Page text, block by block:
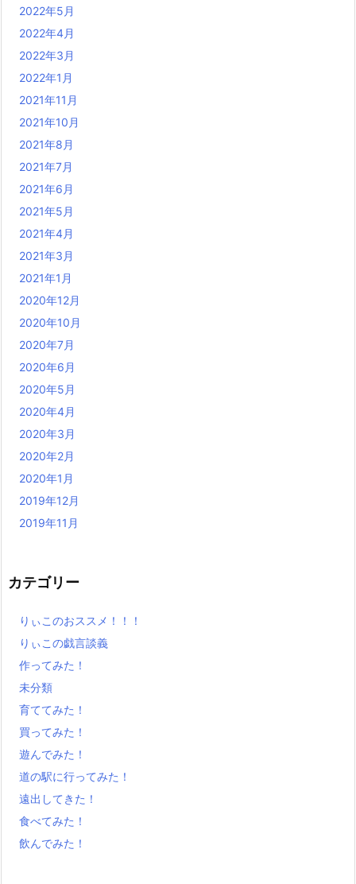
2022年5月
2022年4月
2022年3月
2022年1月
2021年11月
2021年10月
2021年8月
2021年7月
2021年6月
2021年5月
2021年4月
2021年3月
2021年1月
2020年12月
2020年10月
2020年7月
2020年6月
2020年5月
2020年4月
2020年3月
2020年2月
2020年1月
2019年12月
2019年11月
カテゴリー
りぃこのおススメ！！！
りぃこの戯言談義
作ってみた！
未分類
育ててみた！
買ってみた！
遊んでみた！
道の駅に行ってみた！
遠出してきた！
食べてみた！
飲んでみた！